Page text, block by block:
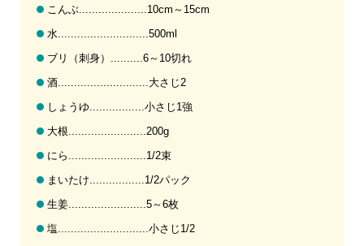
こんぶ.....................10cm～15cm
水............................500ml
ブリ（刺身）..........6～10切れ
酒............................大さじ2
しょうゆ.................小さじ1強
大根........................200g
にら........................1/2束
まいたけ.................1/2パック
生姜........................5～6枚
塩............................小さじ1/2